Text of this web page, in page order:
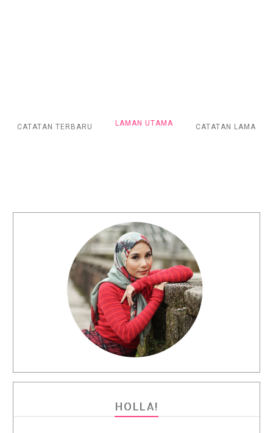
CATATAN TERBARU CATATAN LAMA
LAMAN UTAMA
HOLLA!